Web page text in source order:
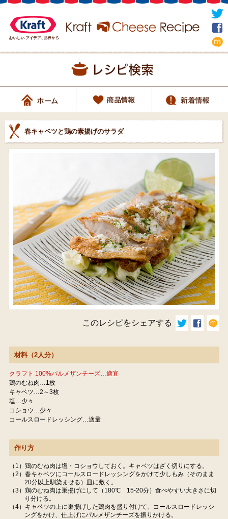
春キャベツと鶏の素揚げのサラダ
このレシピをシェアする
材料（2人分）
クラフト 100%パルメザンチーズ…適宜
鶏のむね肉…1枚
キャベツ…2～3枚
塩…少々
コショウ…少々
コールスロードレッシング…適量
作り方
（1）鶏のむね肉は塩・コショウしておく。キャベツはざく切りにする。
（2）春キャベツにコールスロードレッシングをかけて少しもみ（そのまま
20分以上馴染ませる）皿に敷く。
（3）鶏のむね肉は巣揚げにして（180℃ 15-20分）食べやすい大きさに切
り分ける。
（4）キャベツの上に巣揚げした鶏肉を盛り付けて、コールスロードレッシ
ングをかけ、仕上げにパルメザンチーズを振りかける。